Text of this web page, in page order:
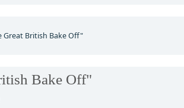
British Bake Off"
Bake Off"